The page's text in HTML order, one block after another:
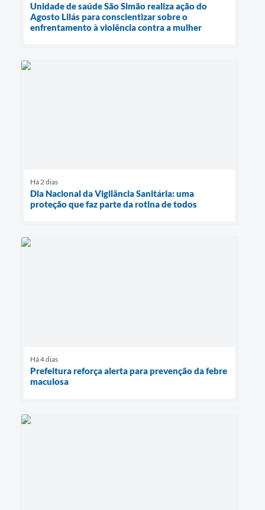
Unidade de saúde São Simão realiza ação do
Agosto Lilás para conscientizar sobre o
enfrentamento à violência contra a mulher
Há 2 dias
Dia Nacional da Vigilância Sanitária: uma
proteção que faz parte da rotina de todos
Há 4 dias
Prefeitura reforça alerta para prevenção da febre
maculosa